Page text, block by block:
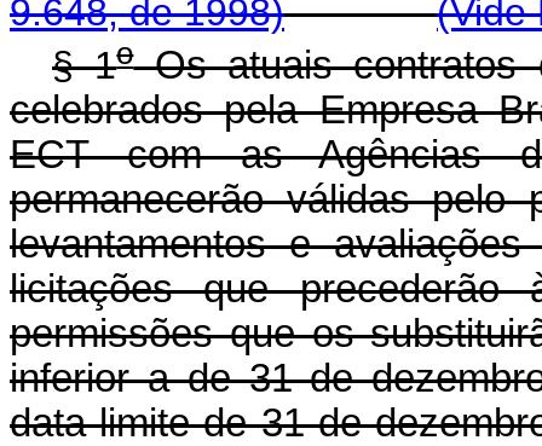
9.648, de 1998)
(Vide
§ 1oOs atuais contratos
celebrados pela Empresa
ECT com as Agências
permanecerão válidas pelo
levantamentos e
licitações que precederão
permissões que os
inferior a de 31 de
data limite de 31 de